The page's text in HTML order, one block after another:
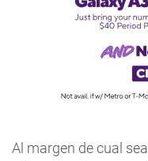
Al margen de cual